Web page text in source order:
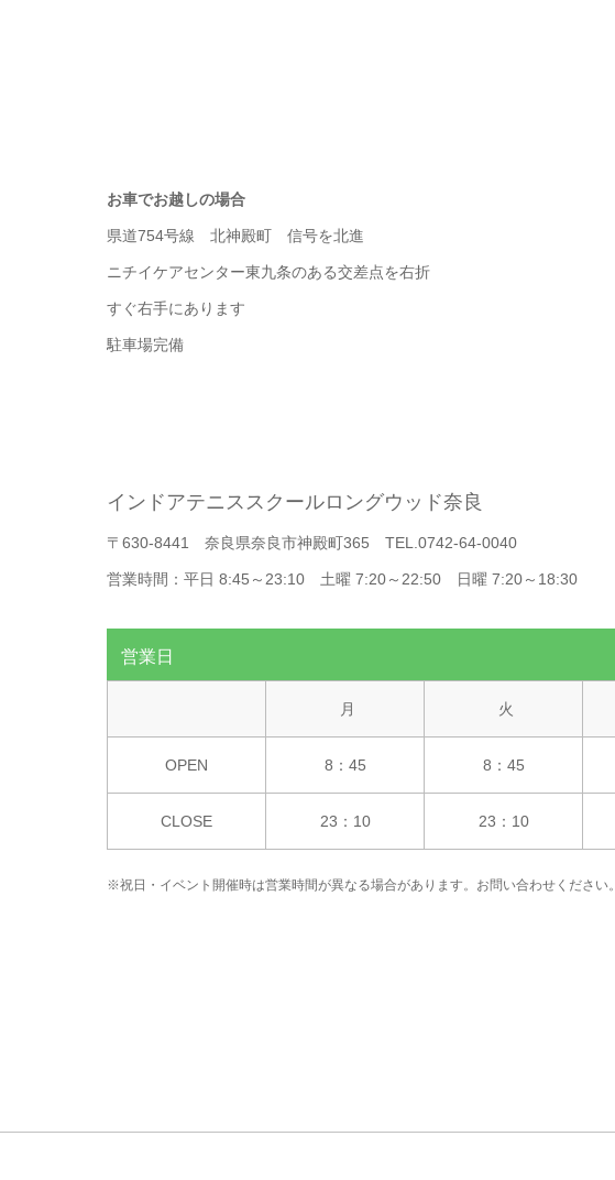
お車でお越しの場合
県道754号線 北神殿町 信号を北進
ニチイケアセンター東九条のある交差点を右折
すぐ右手にあります
駐車場完備
インドアテニススクールロングウッド奈良
〒630-8441 奈良県奈良市神殿町365 TEL.0742-64-0040
営業時間：平日 8:45～23:10 土曜 7:20～22:50 日曜 7:20～18:30
営業日
月 火
OPEN 8：45 8：45
CLOSE 23：10 23：10
※祝日・イベント開催時は営業時間が異なる場合があります。お問い合わせください。